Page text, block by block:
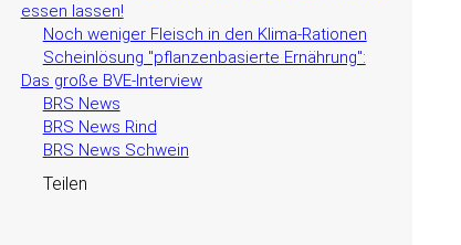
essen lassen!
Noch weniger Fleisch in den Klima-Rationen
Scheinlösung "pflanzenbasierte Ernährung":
Das große BVE-Interview
BRS News
BRS News Rind
BRS News Schwein
Teilen